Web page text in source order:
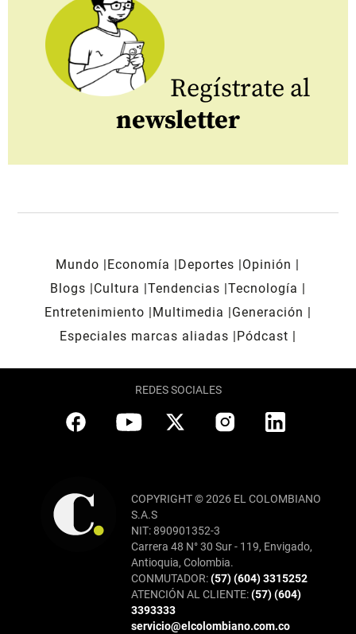
Regístrate al
newsletter
Mundo Economía Deportes
Opinión
Blogs
Cultura Tendencias Tecnología
Entretenimiento
Multimedia
Generación
Especiales marcas aliadas
Pódcast
REDES SOCIALES
COPYRIGHT © 2026 EL COLOMBIANO
S.A.S
NIT: 890901352-3
Carrera 48 N° 30 Sur - 119, Envigado,
Antioquia, Colombia.
CONMUTADOR:(57) (604) 3315252
ATENCIÓN AL CLIENTE:(57) (604)
3393333
servicio@elcolombiano.com.co